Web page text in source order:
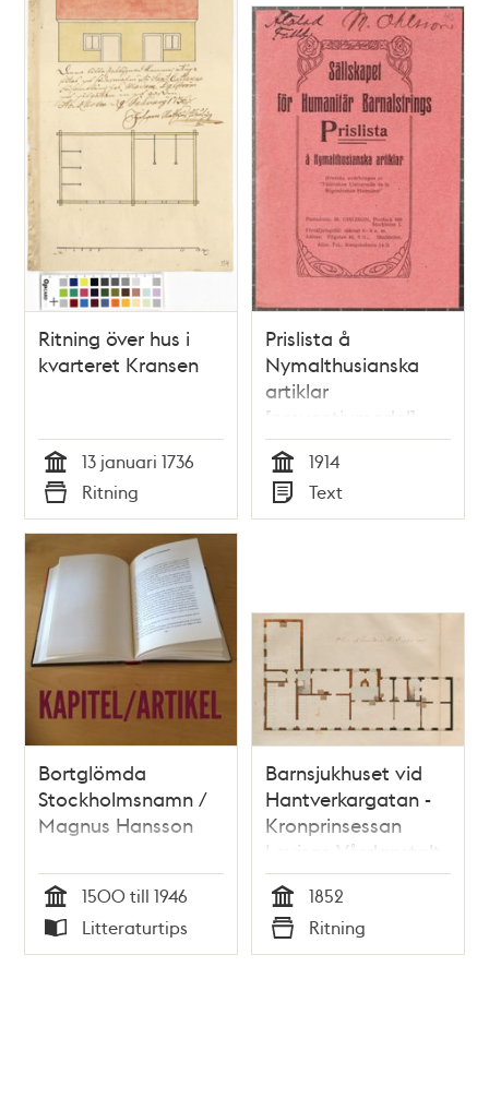
Ritning över hus i
kvarteret Kransen
Tid
13 januari 1736
Typ
Ritning
Prislista å
Nymalthusianska
artiklar
[preventivmedel]
1914 - publicisten
åtalad
Tid
1914
Typ
Text
Bortglömda
Stockholmsnamn /
Magnus Hansson
Tid
1500 till 1946
Typ
Litteraturtips
Barnsjukhuset vid
Hantverkargatan -
Kronprinsessan
Lovisas Vårdanstalt
för sjuka barn,
ritningar 1852
Tid
1852
Typ
Ritning